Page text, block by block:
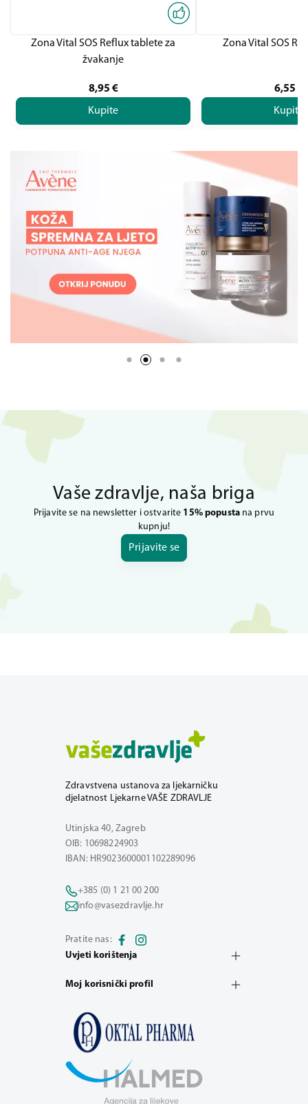
Zona Vital SOS Reflux tablete za
žvakanje
8,95 €
Kupite
Zona Vital SOS
6,55
Kupite
Vaše zdravlje, naša briga
Prijavite se na newsletter i ostvarite 15% popustana prvu
kupnju!
Prijavite se
Zdravstvena ustanova za ljekarničku
djelatnost Ljekarne VAŠE ZDRAVLJE
Utinjska 40, Zagreb
OIB: 10698224903
IBAN: HR9023600001102289096
+385 (0) 1 21 00 200
info@vasezdravlje.hr
Pratite nas:
Uvjeti korištenja
Moj korisnički profil